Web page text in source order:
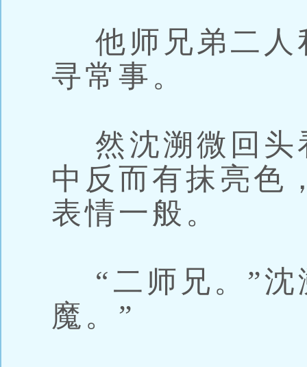
他师兄弟二人
寻常事。
然沈溯微回头
中反而有抹亮色
表情一般。
“二师兄。”沈
魔。”